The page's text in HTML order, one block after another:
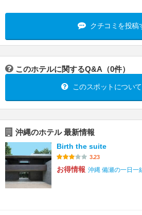
クチコミを投稿
このホテルに関するQ&A（0件）
このスポットについ
沖縄のホテル 最新情報
Birth the suite
3.23
お得情報 沖縄 備瀬の一日一